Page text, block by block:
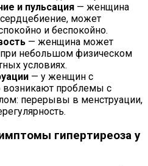
и пульсация — женщина
может
и беспокойно.
— женщина может
при небольшом физическом
условиях.
— у женщин с
возникают проблемы с
перерывы в менструации,
гипертиреоза у